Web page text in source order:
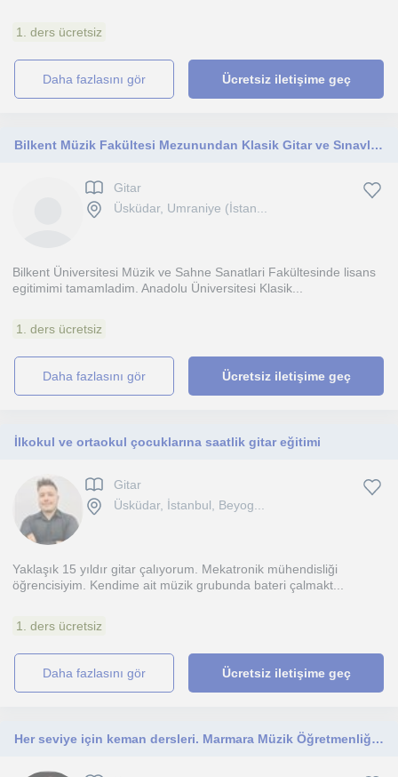
1. ders ücretsiz
daha fazlasını gör Ücretsiz iletişime geç
Bilkent Müzik Fakültesi Mezunundan Klasik Gitar ve Sınavlara Hazırlık Dersleri
Gitar
Üsküdar, Umraniye (İstan...
Bilkent Üniversitesi Müzik ve Sahne Sanatlari Fakültesinde lisans
egitimimi tamamladim. Anadolu Üniversitesi Klasik...
1. ders ücretsiz
daha fazlasını gör Ücretsiz iletişime geç
İlkokul ve ortaokul çocuklarına saatlik gitar eğitimi
Gitar
Üsküdar, İstanbul, Beyog...
Yaklaşık 15 yıldır gitar çalıyorum. Mekatronik mühendisliği
öğrencisiyim. Kendime ait müzik grubunda bateri çalmakt...
1. ders ücretsiz
daha fazlasını gör Ücretsiz iletişime geç
Her seviye için keman dersleri. Marmara Müzik Öğretmenliği mezunundan